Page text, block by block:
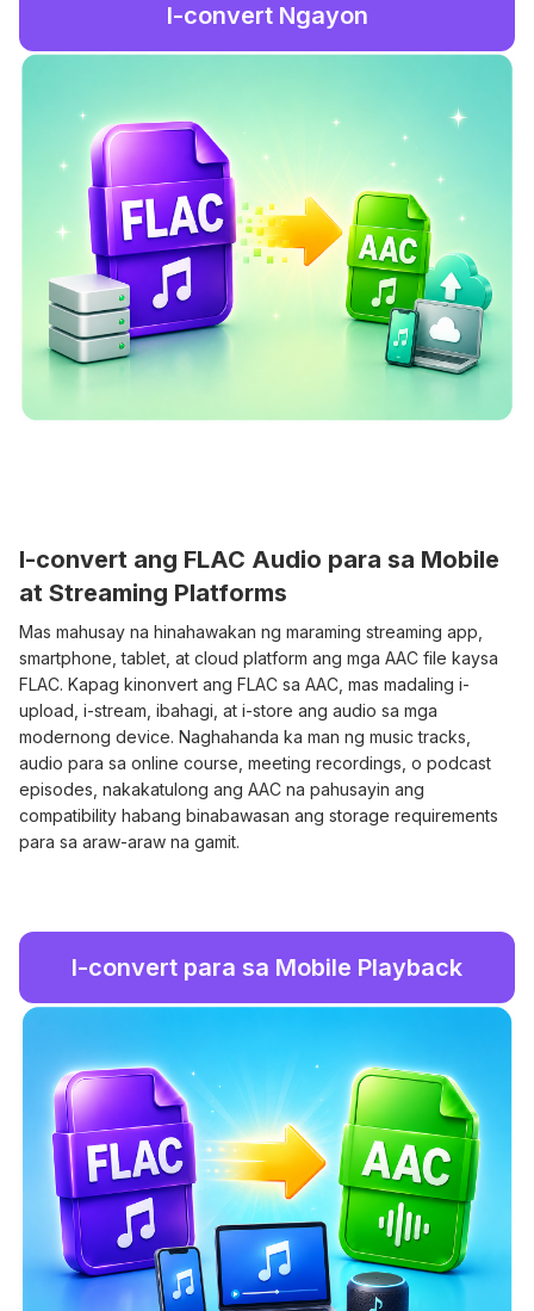
I-convert Ngayon
I-convert ang FLAC Audio para sa Mobile
at Streaming Platforms
Mas mahusay na hinahawakan ng maraming streaming app,
smartphone, tablet, at cloud platform ang mga AAC file kaysa
FLAC. Kapag kinonvert ang FLAC sa AAC, mas madaling i-
upload, i-stream, ibahagi, at i-store ang audio sa mga
modernong device. Naghahanda ka man ng music tracks,
audio para sa online course, meeting recordings, o podcast
episodes, nakakatulong ang AAC na pahusayin ang
compatibility habang binabawasan ang storage requirements
para sa araw-araw na gamit.
I-convert para sa Mobile Playback